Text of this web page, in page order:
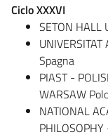
Ciclo XXXVI
SETON HALL
Spagna
PIAST -
WARSAW
NATIONAL